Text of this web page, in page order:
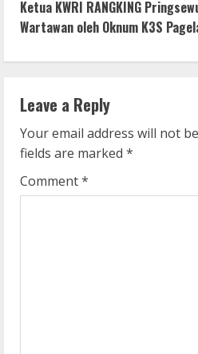
t
i
n
u
e
R
Ketua KWRI RANGKING
Wartawan oleh Oknum K3S
Leave a Reply
Your email address will not
fields are marked *
Comment*